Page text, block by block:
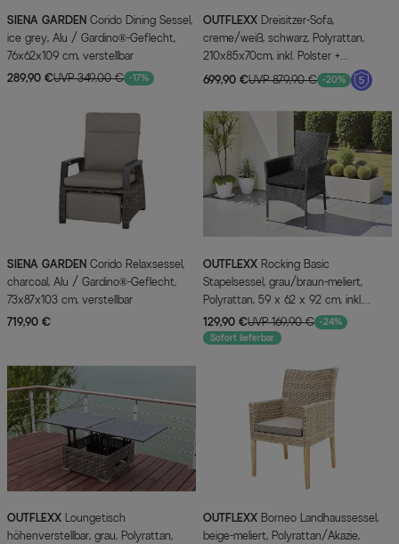
SIENA GARDEN
ice grey, Alu / Gardino®-Geflecht,
76x62x109 cm, verstellbar
289,90 €UVP 349,00 € -17%
OUTFLEXX
creme/weiß, schwarz, Polyrattan,
210x85x70cm, inkl. Polster +
wasserfeste Kissenbox
699,90 €UVP 879,90 € -20%
SIENA GARDEN
charcoal, Alu / Gardino®-Geflecht,
73x87x103 cm, verstellbar
719,90 €
OUTFLEXX
Stapelsessel, grau/braun-meliert,
Polyrattan, 59 x 62 x 92 cm, inkl.
Polster
129,90 €UVP 169,90 € -24%
Sofort lieferbar
OUTFLEXX
höhenverstellbar, grau, Polyrattan,
OUTFLEXX
beige-meliert, Polyrattan/Akazie,